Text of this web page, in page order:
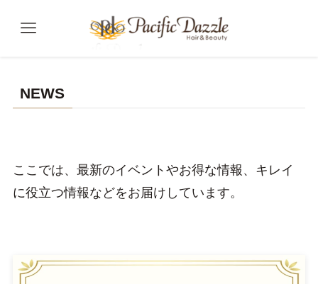
NEWS
ここでは、最新のイベントやお得な情報、キレイ
に役立つ情報などをお届けしています。